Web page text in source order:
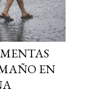
EN